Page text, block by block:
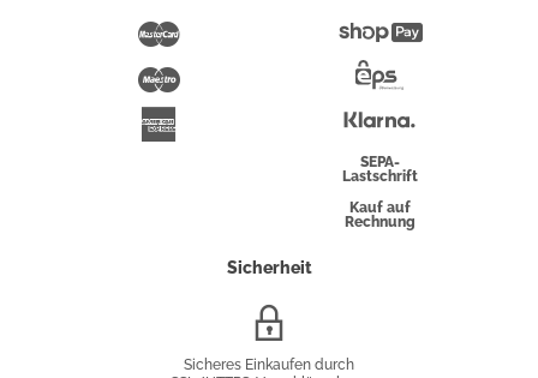
Maestro
Pay
Überweisung
SEPA-
Lastschrift
Kauf auf
Rechnung
Sicherheit
Sicheres Einkaufen durch